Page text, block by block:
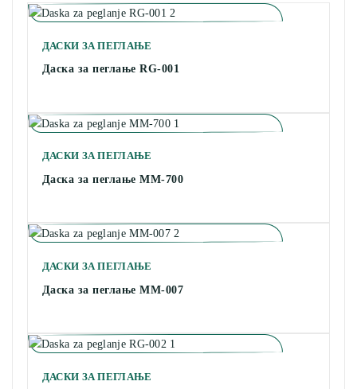
ДАСКИ ЗА ПЕГЛАЊЕ
Даска за пеглање RG-001
ДАСКИ ЗА ПЕГЛАЊЕ
Даска за пеглање MM-700
ДАСКИ ЗА ПЕГЛАЊЕ
Даска за пеглање MM-007
ДАСКИ ЗА ПЕГЛАЊЕ